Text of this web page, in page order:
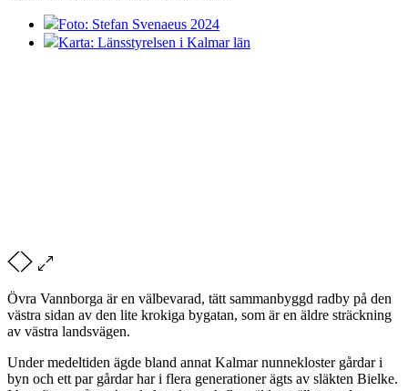
Foto: Stefan Svenaeus 2024
Karta: Länsstyrelsen i Kalmar län
Övra Vannborga är en välbevarad, tätt sammanbyggd radby på den
västra sidan av den lite krokiga bygatan, som är en äldre sträckning
av västra landsvägen.
Under medeltiden ägde bland annat Kalmar nunnekloster gårdar i
byn och ett par gårdar har i flera generationer ägts av släkten Bielke.